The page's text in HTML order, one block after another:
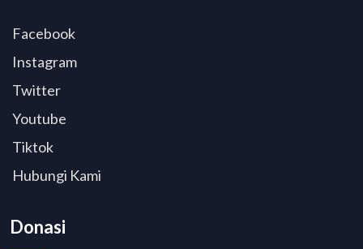
Facebook
Instagram
Twitter
Youtube
Tiktok
Hubungi Kami
Donasi